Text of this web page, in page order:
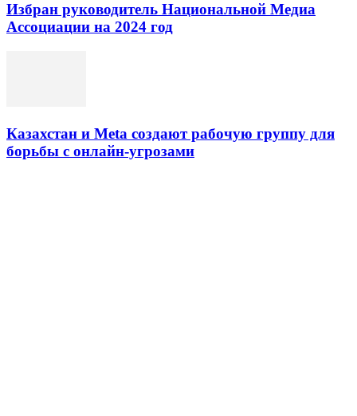
Избран руководитель Национальной Медиа
Ассоциации на 2024 год
Казахстан и Meta создают рабочую группу для
борьбы с онлайн-угрозами